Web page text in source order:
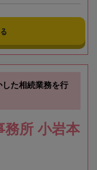
した相続業務を行
務所 小岩本